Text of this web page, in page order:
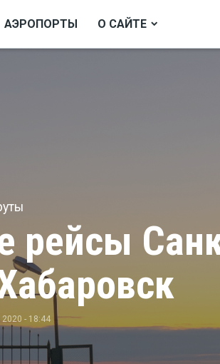
АЭРОПОРТЫ О САЙТЕ
рейсы
2020 - 18:44